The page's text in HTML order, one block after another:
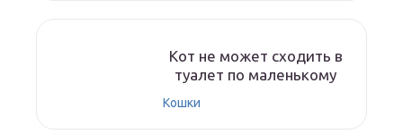
Кот не может сходить в
туалет по маленькому
Кошки